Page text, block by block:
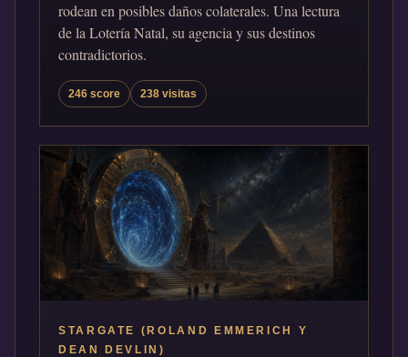
rodean en posibles daños colaterales. Una lectura
de la Lotería Natal, su agencia y sus destinos
contradictorios.
246 score 238 visitas
STARGATE (ROLAND EMMERICH Y
DEAN DEVLIN)